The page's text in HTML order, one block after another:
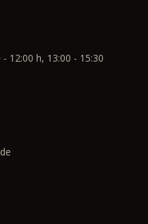
12:00 h, 13:00 - 15:30